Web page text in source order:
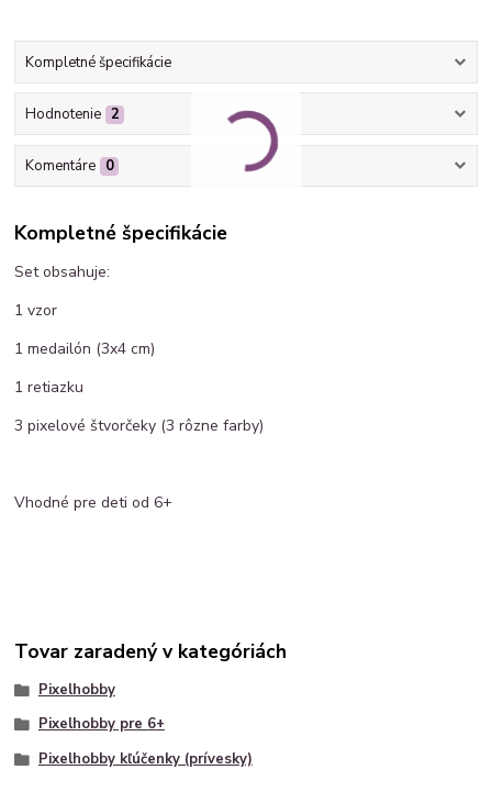
Kompletné špecifikácie
Hodnotenie 2
Komentáre 0
Kompletné špecifikácie
Set obsahuje:
1 vzor
1 medailón (3x4 cm)
1 retiazku
3 pixelové štvorčeky (3 rôzne farby)
Vhodné pre deti od 6+
Tovar zaradený v kategóriách
Pixelhobby
Pixelhobby pre 6+
Pixelhobby kľúčenky (prívesky)